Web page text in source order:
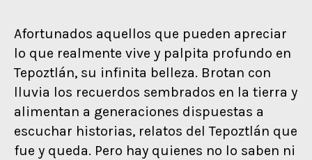
Afortunados aquellos que pueden apreciar
lo que realmente vive y palpita profundo en
Tepoztlán, su infinita belleza. Brotan con
lluvia los recuerdos sembrados en la tierra y
alimentan a generaciones dispuestas a
escuchar historias, relatos del Tepoztlán que
fue y queda. Pero hay quienes no lo saben ni